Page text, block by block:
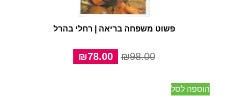
פשוט משפחה בריאה | רחלי בהרל
₪98.00
המחיר
המקורי
₪78.00
הנוכחי
הוספה לסל